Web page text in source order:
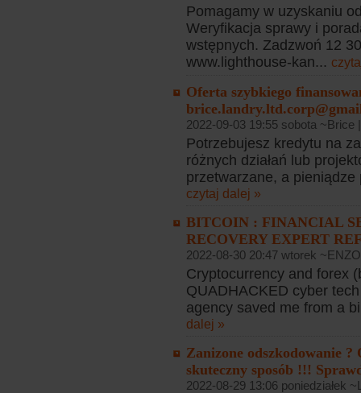
Pomagamy w uzyskaniu
Weryfikacja sprawy i
wstępnych. Zadzwoń 12
www.lighthouse-kan...
Oferta szybkiego
2022-09-03 19:55 sobota ~Brice
Potrzebujesz kredytu na
różnych działań lub
przetwarzane, a
czytaj dalej »
BITCOIN : FINANCIAL
RECOVERY EXPERT
2022-08-30 20:47 wtorek
Cryptocurrency and forex
QUADHACKED cyber
agency saved me from a
dalej »
Zanizone odszkodowanie ?
skuteczny sposób !!!
2022-08-29 13:06 poniedziałek